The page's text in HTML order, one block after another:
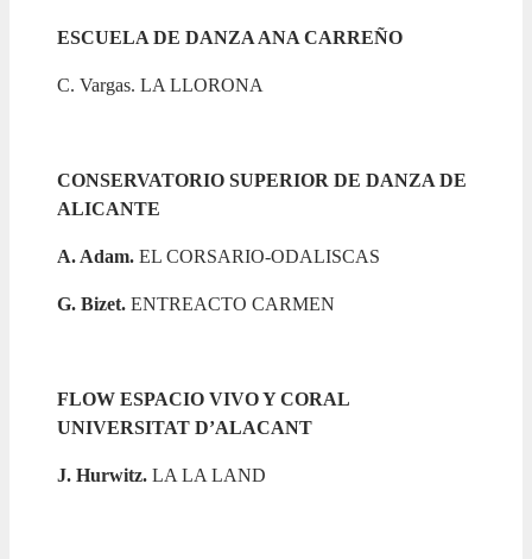
ESCUELA DE DANZA ANA CARREÑO
C. Vargas. LA LLORONA
CONSERVATORIO SUPERIOR DE DANZA DE
ALICANTE
A. Adam. EL CORSARIO-ODALISCAS
G. Bizet. ENTREACTO CARMEN
FLOW ESPACIO VIVO Y CORAL
UNIVERSITAT D’ALACANT
J. Hurwitz. LA LA LAND